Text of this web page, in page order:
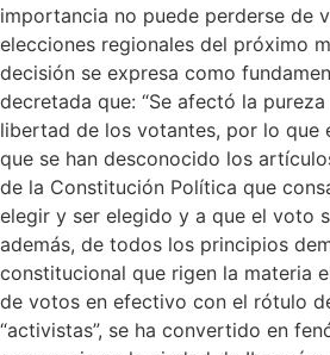
importancia no puede perderse de
elecciones regionales del próximo
decisión se expresa como
decretada que: “Se afectó la
libertad de los votantes, por lo que
que se han desconocido los
de la Constitución Política que
elegir y ser elegido y a que el voto
además, de todos los principios
constitucional que rigen la materia
de votos en efectivo con el rótulo
“activistas”, se ha convertido en